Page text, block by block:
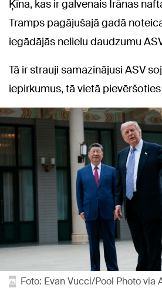
Ķīna, kas ir galvenais Irānas
Tramps pagājušajā gadā
iegādājās nelielu daudzumu
Tā ir strauji samazinājusi ASV
iepirkumus, tā vietā
Foto: Evan Vucci/Pool Photo via